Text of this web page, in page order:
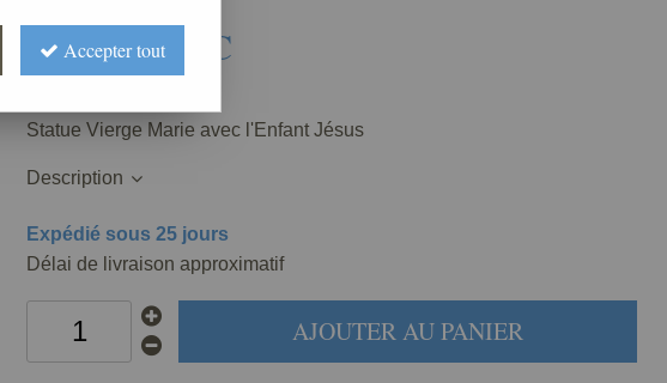
908,03 €TTC
Statue Vierge Marie avec l'Enfant Jésus
Description
Expédié sous 25 jours
Délai de livraison approximatif
AJOUTER AU PANIER
Accepter tout